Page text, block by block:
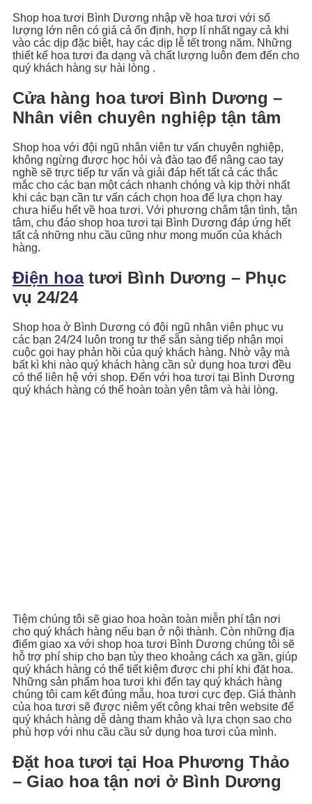
Shop hoa tươi Bình Dương nhập về hoa tươi với số
lượng lớn nên có giá cả ổn định, hợp lí nhất ngay cả khi
vào các dịp đặc biệt, hay các dịp lễ tết trong năm. Những
thiết kế hoa tươi đa dạng và chất lượng luôn đem đến cho
quý khách hàng sự hài lòng .
Cửa hàng hoa tươi Bình Dương –
Nhân viên chuyên nghiệp tận tâm
Shop hoa với đội ngũ nhân viên tư vấn chuyên nghiệp,
không ngừng được học hỏi và đào tạo để nâng cao tay
nghề sẽ trực tiếp tư vấn và giải đáp hết tất cả các thắc
mắc cho các bạn một cách nhanh chóng và kịp thời nhất
khi các bạn cần tư vấn cách chọn hoa để lựa chọn hay
chưa hiểu hết về hoa tươi. Với phương châm tận tình, tận
tâm, chu đáo shop hoa tươi tại Bình Dương đáp ứng hết
tất cả những nhu cầu cũng như mong muốn của khách
hàng.
Điện hoatươi Bình Dương – Phục
vụ 24/24
Shop hoa ở Bình Dương có đội ngũ nhân viên phục vụ
các bạn 24/24 luôn trong tư thế sẵn sàng tiếp nhận mọi
cuộc gọi hay phản hồi của quý khách hàng. Nhờ vậy mà
bất kì khi nào quý khách hàng cần sử dụng hoa tươi đều
có thể liên hệ với shop. Đến với hoa tươi tại Bình Dương
quý khách hàng có thể hoàn toàn yên tâm và hài lòng.
Tiệm chúng tôi sẽ giao hoa hoàn toàn miễn phí tận nơi
cho quý khách hàng nếu bạn ở nội thành. Còn những địa
điểm giao xa với shop hoa tươi Bình Dương chúng tôi sẽ
hỗ trợ phí ship cho bạn tùy theo khoảng cách xa gần, giúp
quý khách hàng có thể tiết kiệm được chi phí khi đặt hoa.
Những sản phẩm hoa tươi khi đến tay quý khách hàng
chúng tôi cam kết đúng mẫu, hoa tươi cực đẹp. Giá thành
của hoa tươi sẽ được niêm yết công khai trên website để
quý khách hàng dễ dàng tham khảo và lựa chọn sao cho
phù hợp với nhu cầu cầu sử dụng hoa tươi của mình.
Đặt hoa tươi tại Hoa Phương Thảo
– Giao hoa tận nơi ở Bình Dương